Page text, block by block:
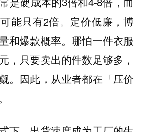
能只有2倍。定价低廉，博
和爆款概率。哪怕一件衣服
，只要卖出的件数足够多，
。因此，从业者都在「压价